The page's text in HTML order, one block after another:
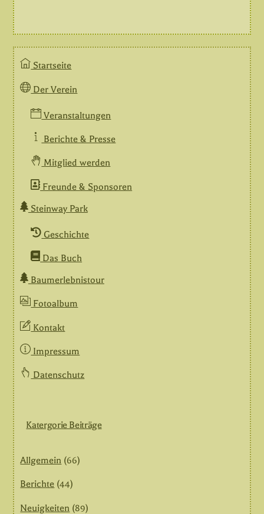
Startseite
Der Verein
Veranstaltungen
Berichte & Presse
Mitglied werden
Freunde & Sponsoren
Steinway Park
Geschichte
Das Buch
Baumerlebnistour
Fotoalbum
Kontakt
Impressum
Datenschutz
Katergorie Beiträge
Allgemein (66)
Berichte (44)
Neuigkeiten (89)